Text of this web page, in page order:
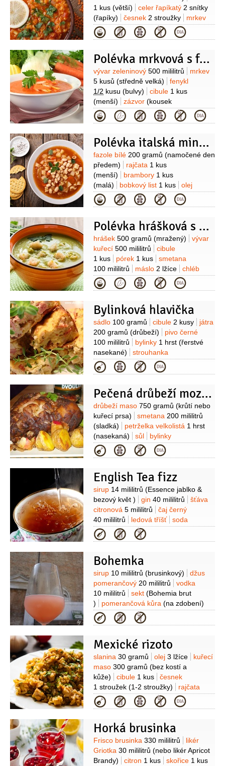
1 kus (větší) celer řapíkatý 2 snítky
(řapíky)
česnek 2 stroužky
mrkev
2 kusy
rajčata sterilovaná1 konzerva
(loupaná)
vývar hovězí1 litr
máslo
Kategorie
Polévka mrkvová s fenyklem
Suroviny
vývar zeleninový 500 mililitrů
mrkev
5 kusů (středně velká)
fenykl
1/2 kusu (bulvy) cibule 1 kus
(menší)
zázvor (kousek
čerstvéého)
semínka fenyklová
1/4lžičky semínka1/4lžičky
Kategorie
Polévka italská minestrone
Suroviny
fazole bílé 200 gramů (namočené den
předem)
rajčata 1 kus
(menší)
brambory 1 kus
(malá)
bobkový list 1 kus
olej
olivový
pancetta 4 plátky
mrkev
2 kusy (střední)
celer řapíkatý
Kategorie
Polévka hrášková s krutony
Suroviny
hrášek 500 gramů (mražený)
vývar
kuřecí 500 mililitrů
cibule
1 kus
pórek 1 kus
smetana
100 mililitrů
máslo 2 lžíce
chléb
toastový5 plátků sůl pepř
Kategorie
Bylinková hlavička
Suroviny
sádlo 100 gramů cibule 2 kusy
játra
200 gramů (drůbeží)
pivo černé
100 mililitrů
bylinky 1 hrst (řerstvé
nasekané)
strouhanka
500 gramů
mléko
300 mililitrů
uzené maso200 gramů
(bůček pečený)
Kategorie
Pečená drůbeží mozaika
Suroviny
drůbeží maso 750 gramů (krůtí nebo
kuřecí prsa)
smetana 200 mililitrů
(sladká)
petrželka velkolistá 1 hrst
(nasekaná)
sůl
bylinky
(provensálská bylinková směs
)
česnek1 stroužek
pepř černý
(vařené)
paprika červená
Kategorie
English Tea fizz
Suroviny
sirup 14 mililitrů (Essence jablko &
bezový květ )
gin 40 mililitrů
šťáva
citronová 5 mililitrů
čaj černý
40 mililitrů
ledová tříšť
soda
100 mililitrů
Kategorie
Bohemka
Suroviny
sirup 10 mililitrů (brusinkový)
džus
pomerančový 20 mililitrů
vodka
10 mililitrů
sekt (Bohemia brut
)
pomerančová kůra (na zdobení)
Kategorie
Mexické rizoto
Suroviny
slanina 30 gramů olej 3 lžíce
kuřecí
maso 300 gramů (bez kostí a
kůže)
cibule 1 kus
česnek
1 stroužek (1-2 stroužky)
rajčata
3 kusy
(nebo malá konzerva
nakládaných rajčat )
rýže
Kategorie
Horká brusinka
Suroviny
Frisco brusinka 330 mililitrů
likér
Griotka 30 mililitrů (nebo likér Apricot
Brandy)
citron 1 kus skořice 1 kus